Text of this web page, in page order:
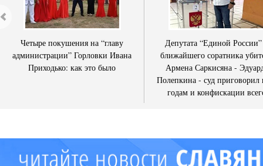
Четыре покушения на “главу
администрации” Горловки Ивана
Приходько: как это было
Депутата “Единой
ближайшего соратника
Армена Саркисяна -
Полепкина - суд приговорил
годам и конфискации